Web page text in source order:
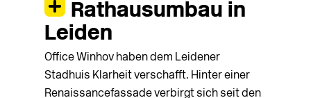
Rathausumbau in
Leiden
Office Winhov haben dem Leidener
Stadhuis Klarheit verschafft. Hinter einer
Renaissancefassade verbirgt sich seit den